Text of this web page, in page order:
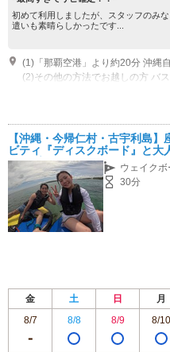
初めて利用しましたが、スタッフのみ
遣いも素晴らしかったです...
【沖縄・今帰仁村・古宇利島
ビティ『ディスクボード』と大
人気プラン
ウェイク
30分
金 土 日 月
8/7
8/8 8/9 8/10